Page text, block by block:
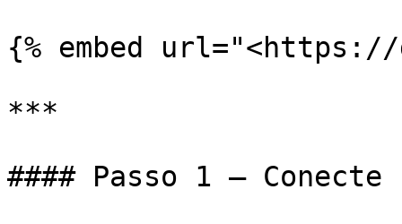
{% embed
***
#### Passo 1 —